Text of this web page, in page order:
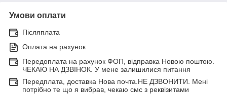
Умови оплати
Післяплата
Оплата на рахунок
Передоплата на рахунок ФОП, відправка Новою поштою.
ЧЕКАЮ НА ДЗВІНОК. У мене залишилися питання
Передплата, доставка Нова почта.НЕ ДЗВОНИТИ. Мені
потрібно те що я вибрав, чекаю смс з реквізитами